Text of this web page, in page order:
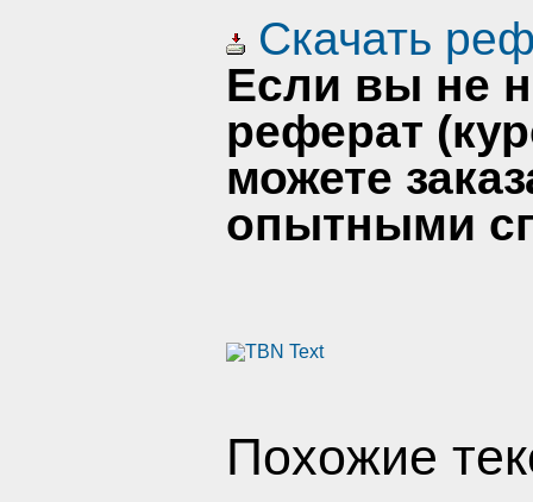
Скачать
Если вы не
реферат
можете
опытными
Похожие